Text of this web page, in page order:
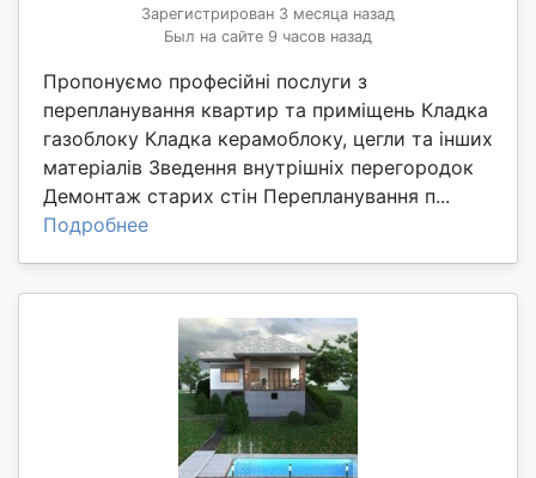
Зарегистрирован 3 месяца назад
Был на сайте 9 часов назад
Пропонуємо професійні послуги з
перепланування квартир та приміщень Кладка
газоблоку Кладка керамоблоку, цегли та інших
матеріалів Зведення внутрішніх перегородок
Демонтаж старих стін Перепланування п...
Подробнее